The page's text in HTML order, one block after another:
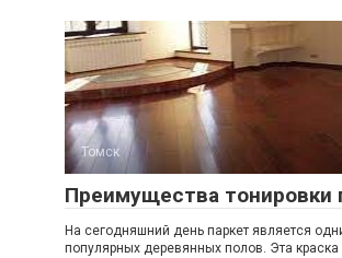
Томск
Преимущества тонировки
На сегодняшний день паркет является
популярных деревянных полов. Эта краска